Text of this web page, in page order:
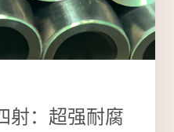
射：超强耐腐